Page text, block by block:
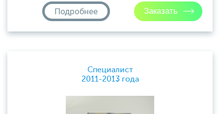
Подробнее
Специалист
2011-2013 года